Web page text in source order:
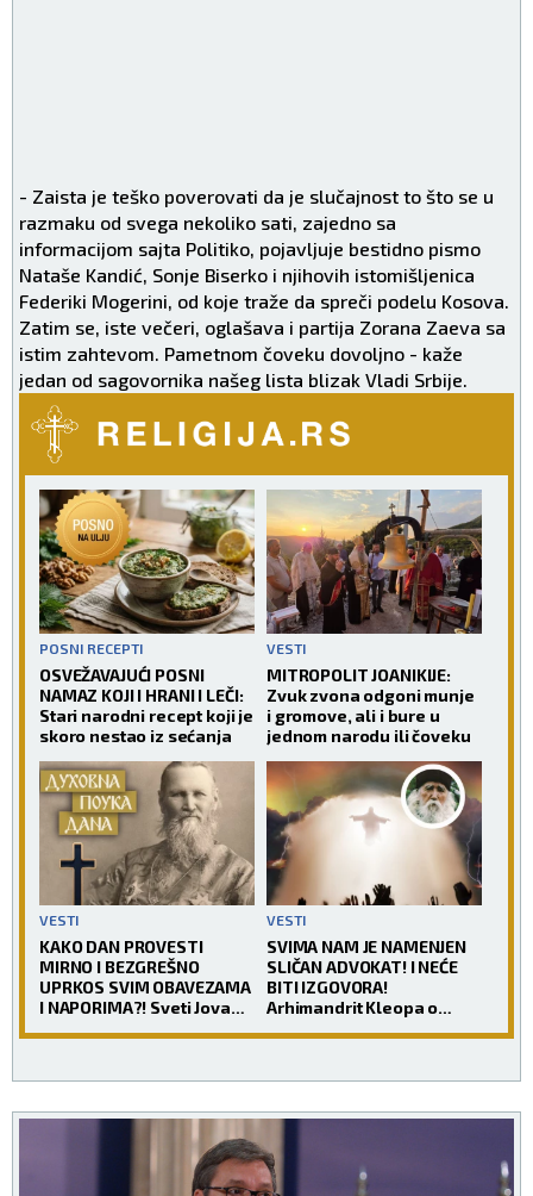
- Zaista je teško poverovati da je slučajnost to što se u
razmaku od svega nekoliko sati, zajedno sa
informacijom sajta Politiko, pojavljuje bestidno pismo
Nataše Kandić, Sonje Biserko i njihovih istomišljenica
Federiki Mogerini, od koje traže da spreči podelu Kosova.
Zatim se, iste večeri, oglašava i partija Zorana Zaeva sa
istim zahtevom. Pametnom čoveku dovoljno - kaže
jedan od sagovornika našeg lista blizak Vladi Srbije.
POSNI RECEPTI
OSVEŽAVAJUĆI POSNI
NAMAZ KOJI I HRANI I LEČI:
Stari narodni recept koji je
skoro nestao iz sećanja
VESTI
MITROPOLIT JOANIKIJE:
Zvuk zvona odgoni munje
i gromove, ali i bure u
jednom narodu ili čoveku
VESTI
KAKO DAN PROVESTI
MIRNO I BEZGREŠNO
UPRKOS SVIM OBAVEZAMA
I NAPORIMA?! Sveti Jovan
ustane!
VESTI
SVIMA NAM JE NAMENJEN
SLIČAN ADVOKAT! I NEĆE
BITI IZGOVORA!
Arhimandrit Kleopa o